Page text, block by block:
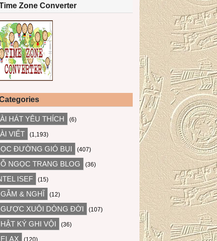
Zone Converter
HÁT YÊU THÍCH (6)
VIẾT (1,193)
ĐƯỜNG GIÓ BỤI (407)
NGỌC TRANG BLOG (36)
ISEF (15)
& NGHĨ (12)
XUÔI DÒNG ĐỜI (107)
KÝ GHI VỘI (36)
(120)